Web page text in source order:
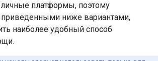
платформы, поэтому
приведенными ниже вариантами,
наиболее удобный способ